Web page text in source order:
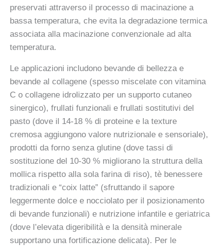
preservati attraverso il processo di macinazione a
bassa temperatura, che evita la degradazione termica
associata alla macinazione convenzionale ad alta
temperatura.
Le applicazioni includono bevande di bellezza e
bevande al collagene (spesso miscelate con vitamina
C o collagene idrolizzato per un supporto cutaneo
sinergico), frullati funzionali e frullati sostitutivi del
pasto (dove il 14-18 % di proteine e la texture
cremosa aggiungono valore nutrizionale e sensoriale),
prodotti da forno senza glutine (dove tassi di
sostituzione del 10-30 % migliorano la struttura della
mollica rispetto alla sola farina di riso), tè benessere
tradizionali e “coix latte” (sfruttando il sapore
leggermente dolce e nocciolato per il posizionamento
di bevande funzionali) e nutrizione infantile e geriatrica
(dove l’elevata digeribilità e la densità minerale
supportano una fortificazione delicata). Per le